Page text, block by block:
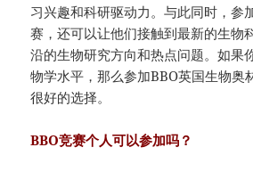
习兴趣和科研驱动力。与此同时，参
赛，还可以让他们接触到最新的生物
沿的生物研究方向和热点问题。如果
物学水平，那么参加BBO英国生物奥
很好的选择。
BBO竞赛个人可以参加吗？